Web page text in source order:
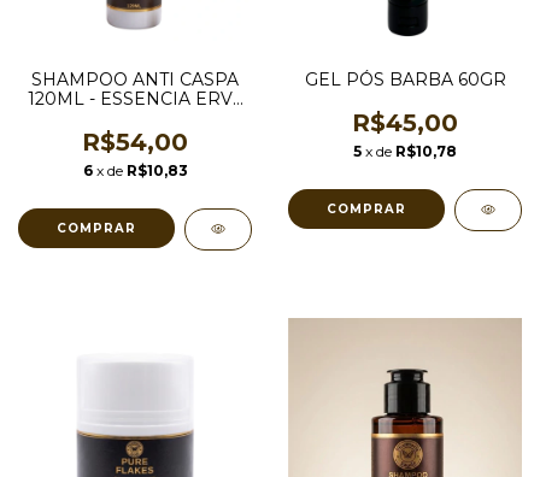
SHAMPOO ANTI CASPA
120ML - ESSENCIA ERVA
R$54,00
6 x de R$10,83
COMPRAR
GEL PÓS BARBA 60GR
R$45,00
5 x de R$10,78